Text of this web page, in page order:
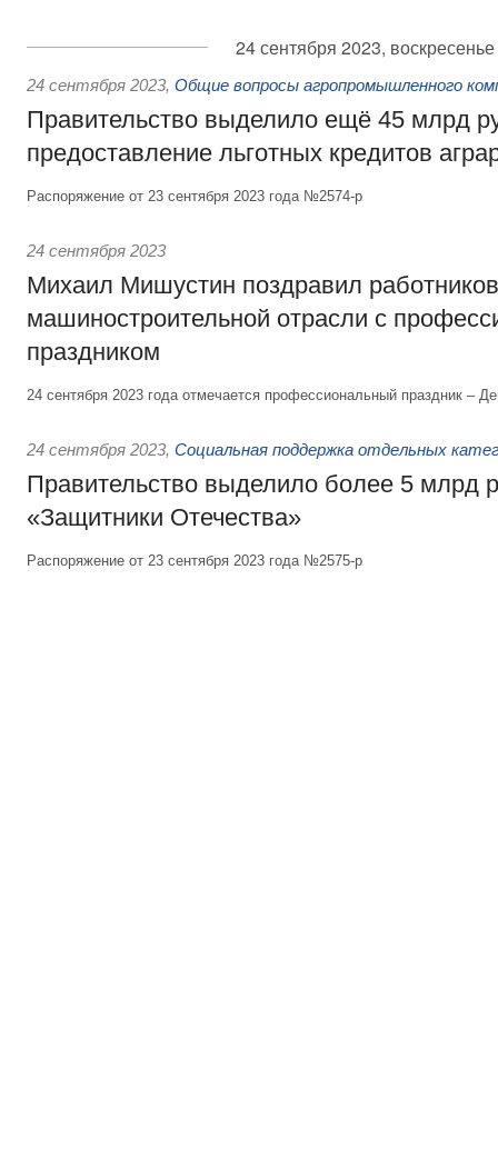
24 сентября 2023, воскресенье
24 сентября 2023, Общие вопросы агропромышленного
Правительство выделило ещё 45 млрд
предоставление льготных кредитов
Распоряжение от 23 сентября 2023 года №2574-р
24 сентября 2023
Михаил Мишустин поздравил работников
машиностроительной отрасли с
праздником
24 сентября 2023 года отмечается профессиональный праздник –
24 сентября 2023, Социальная поддержка отдельных
Правительство выделило более 5 млрд
«Защитники Отечества»
Распоряжение от 23 сентября 2023 года №2575-р